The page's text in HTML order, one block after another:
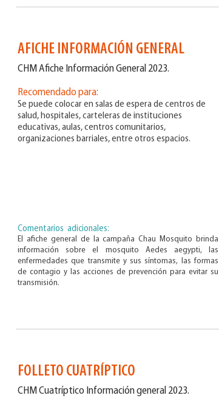
El afiche general de la campaña Chau Mosquito brinda
información sobre el mosquito Aedes aegypti, las
enfermedades que transmite y sus síntomas, las formas
de contagio y las acciones de prevención para evitar su
transmisión.
AFICHE INFORMACIÓN GENERAL
CHM Afiche Información General 2023.
Se puede colocar en salas de espera de centros de
salud, hospitales, carteleras de instituciones
educativas, aulas, centros comunitarios,
organizaciones barriales, entre otros espacios.
Recomendado para:
Comentarios adicionales:
FOLLETO CUATRÍPTICO
CHM Cuatríptico Información general 2023.